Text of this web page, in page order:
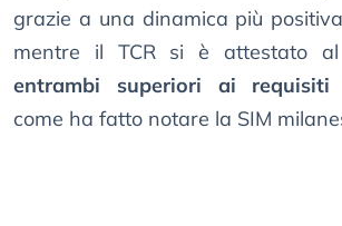
grazie a una dinamica più
mentre il TCR si è attestato al
entrambi superiori ai requisiti
come ha fatto notare la SIM